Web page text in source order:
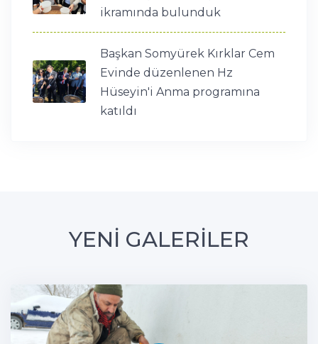
ikramında bulunduk
Başkan Somyürek Kırklar Cem
Evinde düzenlenen Hz
Hüseyin'i Anma programına
katıldı
YENİ GALERİLER